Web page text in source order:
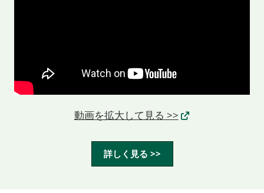
動画を拡大して見る >>
詳しく見る >>